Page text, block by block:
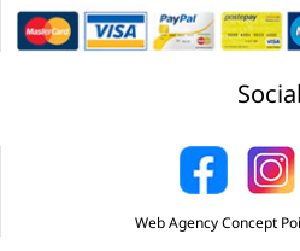
Social
Web Agency Concept